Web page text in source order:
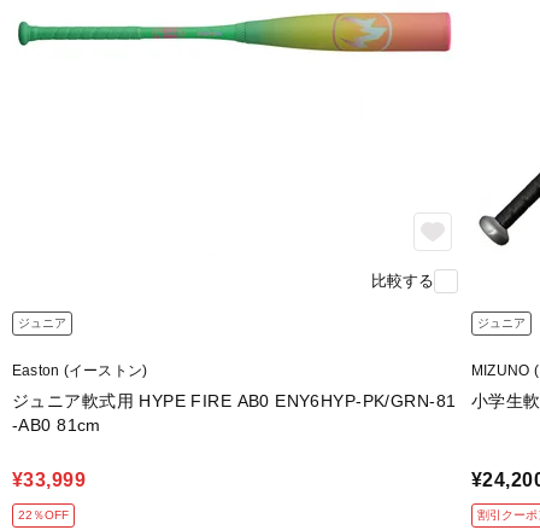
比較する
ジュニア
Easton (イーストン)
ジュニア軟式用 HYPE FIRE AB0 ENY6HYP-PK/GRN-81
-AB0 81cm
¥33,999
22％OFF
ジュニア
MIZUNO
小学生
割引クーポ